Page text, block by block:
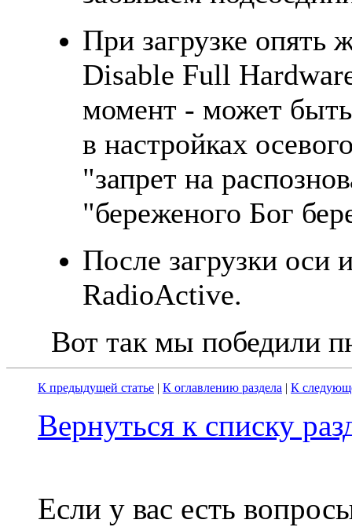
При загрузке
Disable Full
момент - может быть
в настройках
"запрет на
"береженого Бог
После загрузки оси
RadioActive.
Вот так мы победили
К предыдущей статье | К оглавлению раздела | К
Вернуться к списку
Если у вас есть